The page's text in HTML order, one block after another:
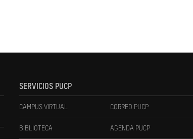
SERVICIOS PUCP
CAMPUS VIRTUAL CORREO PUCP
BIBLIOTECA AGENDA PUCP